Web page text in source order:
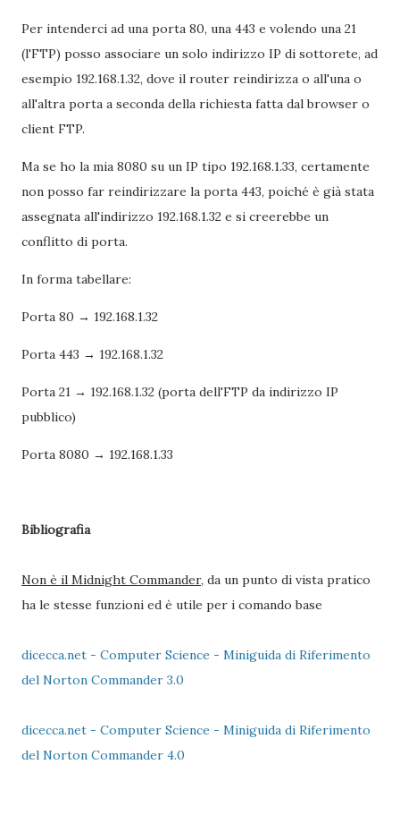
Per intenderci ad una porta 80, una 443 e volendo una 21
(l'FTP) posso associare un solo indirizzo IP di sottorete, ad
esempio 192.168.1.32, dove il router reindirizza o all'una o
all'altra porta a seconda della richiesta fatta dal browser o
client FTP.
Ma se ho la mia 8080 su un IP tipo 192.168.1.33, certamente
non posso far reindirizzare la porta 443, poiché è già stata
assegnata all'indirizzo 192.168.1.32 e si creerebbe un
conflitto di porta.
In forma tabellare:
Porta 80 → 192.168.1.32
Porta 443 → 192.168.1.32
Porta 21 → 192.168.1.32 (porta dell'FTP da indirizzo IP
pubblico)
Porta 8080 → 192.168.1.33
Bibliografia
Non è il Midnight Commander, da un punto di vista pratico
ha le stesse funzioni ed è utile per i comando base
dicecca.net - Computer Science - Miniguida di Riferimento
del Norton Commander 3.0
dicecca.net - Computer Science - Miniguida di Riferimento
del Norton Commander 4.0